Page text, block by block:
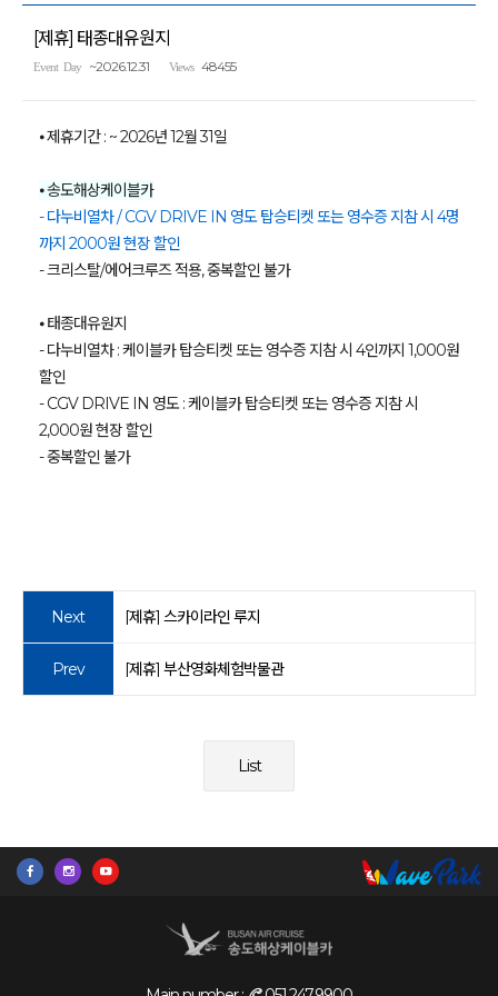
[제휴] 태종대유원지
Event Day ~2026.12.31 Views 48455
⦁ 제휴기간 : ~ 2026년 12월 31일
⦁ 송도해상케이블카
- 다누비열차 / CGV DRIVE IN 영도 탑승티켓 또는 영수증 지참 시 4명
까지 2000원 현장 할인
- 크리스탈/에어크루즈 적용, 중복할인 불가
⦁ 태종대유원지
- 다누비열차 : 케이블카 탑승티켓 또는 영수증 지참 시 4인까지 1,000원
할인
- CGV DRIVE IN 영도 : 케이블카 탑승티켓 또는 영수증 지참 시
2,000원 현장 할인
- 중복할인 불가
Next [제휴] 스카이라인 루지
Prev [제휴] 부산영화체험박물관
List